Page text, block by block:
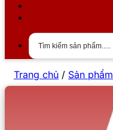
Trang chủ / Sản phẩm